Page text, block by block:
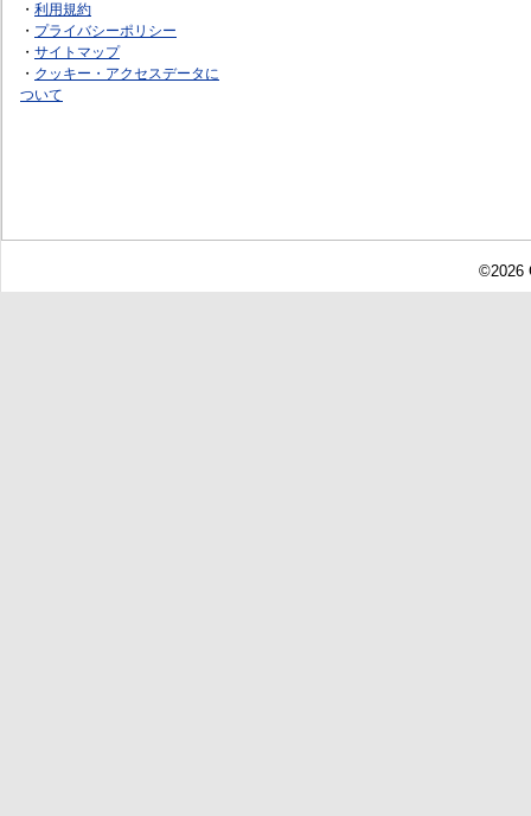
・ 利用規約
・ プライバシーポリシー
・ サイトマップ
・ クッキー・アクセスデータに
ついて
©2026